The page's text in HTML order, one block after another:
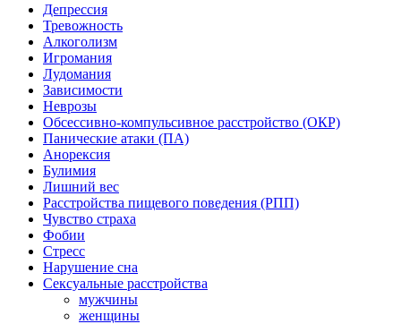
Депрессия
Тревожность
Алкоголизм
Игромания
Лудомания
Зависимости
Неврозы
Обсессивно-компульсивное расстройство (ОКР)
Панические атаки (ПА)
Анорексия
Булимия
Лишний вес
Расстройства пищевого поведения (РПП)
Чувство страха
Фобии
Стресс
Нарушение сна
Сексуальные расстройства
мужчины
женщины